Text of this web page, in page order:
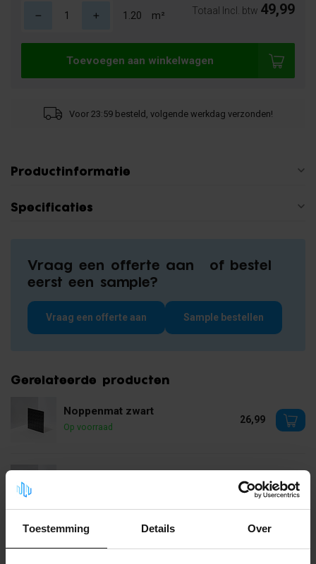
Toestemming Details Over
m² Totaal Incl. btw 49,99
Toevoegen aan winkelwagen
Voor 23:59 besteld, volgende werkdag verzonden!
Productinformatie
Specificaties
Vraag een offerte aan of bestel
eerst een sample?
Vraag een offerte aan Sample bestellen
Gerelateerde producten
Noppenmat zwart
Op voorraad
26,99
36,99
Breedribloper